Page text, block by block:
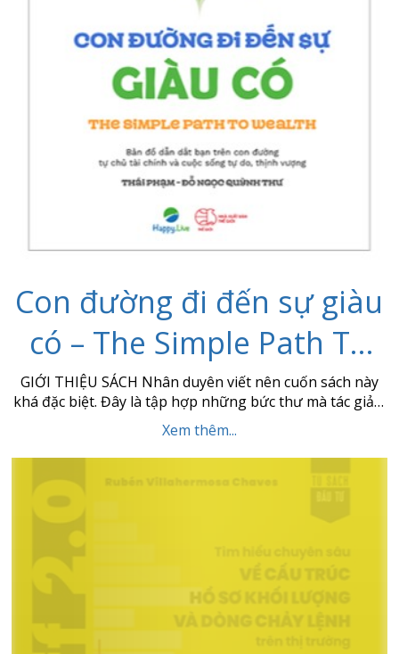
Con đường đi đến sự giàu
có – The Simple Path To
Wealth
GIỚI THIỆU SÁCH Nhân duyên viết nên cuốn sách này
khá đặc biệt. Đây là tập hợp những bức thư mà tác giả J
L Collins gửi cho con gái của mình, gồm những lời
khuyên về tài chính cá nhân, tư duy đầu tư và làm giàu,
sau đó những bức thư này được […]
Xem thêm...